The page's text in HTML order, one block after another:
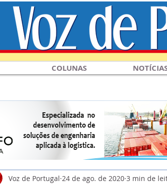
COLUNAS
Voz de Portugal 24 de ago. de 2020 3 min de